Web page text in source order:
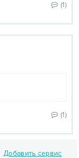
(1)
(1)
Добавить сервис